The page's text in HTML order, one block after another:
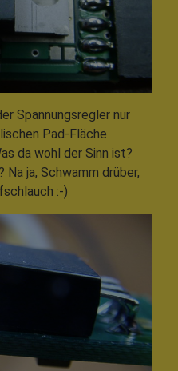
Spannungsregler nur
Pad-Fläche
da wohl der Sinn ist?
ja, Schwamm drüber,
:-)